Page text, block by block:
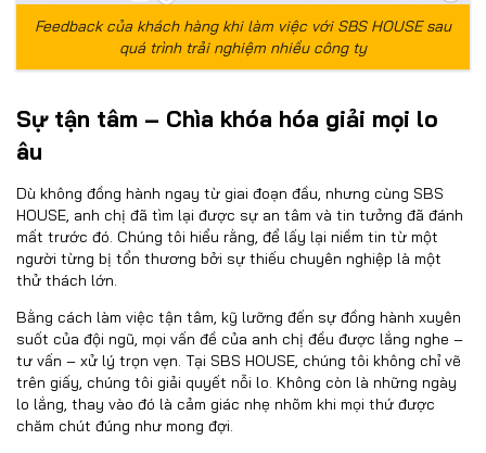
Feedback của khách hàng khi làm việc với SBS HOUSE sau
quá trình trải nghiệm nhiều công ty
Sự tận tâm – Chìa khóa hóa giải mọi lo
âu
Dù không đồng hành ngay từ giai đoạn đầu, nhưng cùng SBS
HOUSE, anh chị đã tìm lại được sự an tâm và tin tưởng đã đánh
mất trước đó. Chúng tôi hiểu rằng, để lấy lại niềm tin từ một
người từng bị tổn thương bởi sự thiếu chuyên nghiệp là một
thử thách lớn.
Bằng cách làm việc tận tâm, kỹ lưỡng đến sự đồng hành xuyên
suốt của đội ngũ, mọi vấn đề của anh chị đều được lắng nghe –
tư vấn – xử lý trọn vẹn. Tại SBS HOUSE, chúng tôi không chỉ vẽ
trên giấy, chúng tôi giải quyết nỗi lo. Không còn là những ngày
lo lắng, thay vào đó là cảm giác nhẹ nhõm khi mọi thứ được
chăm chút đúng như mong đợi.